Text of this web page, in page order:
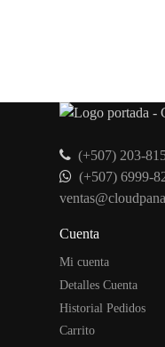
(+507) 203-
(+507) 6999-
Cuenta
Mi cuenta
Detalles Cuenta
Historial Pedidos
Carrito